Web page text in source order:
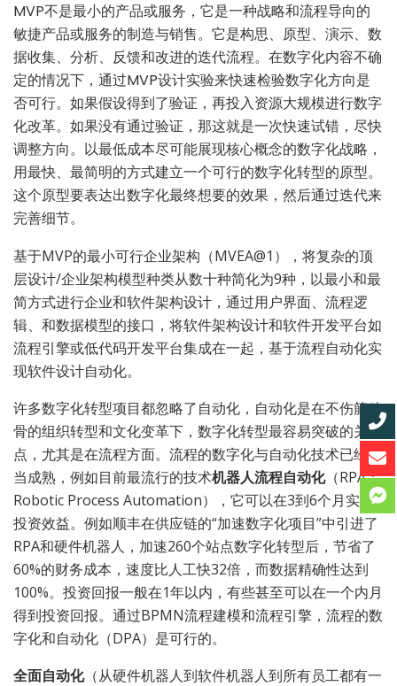
MVP不是最小的产品或服务，它是一种战略和流程导向的
敏捷产品或服务的制造与销售。它是构思、原型、演示、数
据收集、分析、反馈和改进的迭代流程。在数字化内容不确
定的情况下，通过MVP设计实验来快速检验数字化方向是
否可行。如果假设得到了验证，再投入资源大规模进行数字
化改革。如果没有通过验证，那这就是一次快速试错，尽快
调整方向。以最低成本尽可能展现核心概念的数字化战略，
用最快、最简明的方式建立一个可行的数字化转型的原型。
这个原型要表达出数字化最终想要的效果，然后通过迭代来
完善细节。
基于MVP的最小可行企业架构（MVEA@1），将复杂的顶
层设计/企业架构模型种类从数十种简化为9种，以最小和最
简方式进行企业和软件架构设计，通过用户界面、流程逻
辑、和数据模型的接口，将软件架构设计和软件开发平台如
流程引擎或低代码开发平台集成在一起，基于流程自动化实
现软件设计自动化。
许多数字化转型项目都忽略了自动化，自动化是在不伤筋动
骨的组织转型和文化变革下，数字化转型最容易突破的关键
点，尤其是在流程方面。流程的数字化与自动化技术已经相
当成熟，例如目前最流行的技术机器人流程自动化（RPA：
Robotic Process Automation），它可以在3到6个月实现
投资效益。例如顺丰在供应链的“加速数字化项目”中引进了
RPA和硬件机器人，加速260个站点数字化转型后，节省了
60%的财务成本，速度比人工快32倍，而数据精确性达到
100%。投资回报一般在1年以内，有些甚至可以在一个内月
得到投资回报。通过BPMN流程建模和流程引擎，流程的数
字化和自动化（DPA）是可行的。
全面自动化（从硬件机器人到软件机器人到所有员工都有一